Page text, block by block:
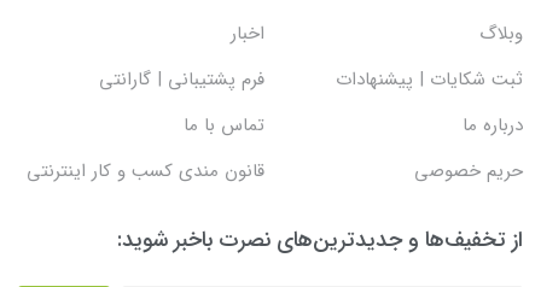
وبلاگ
اخبار
ثبت شکایات | پیشنهادات
فرم پشتیبانی | گارانتی
درباره ما
تماس با ما
حریم خصوصی
قانون مندی کسب و کار اینترنتی
از تخفیف‌ها و جدیدترین‌های نصرت باخبر شوید: